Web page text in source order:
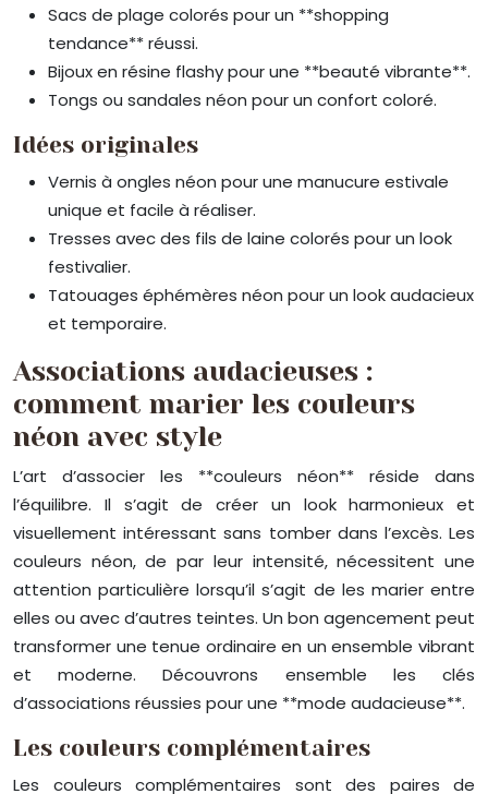
Sacs de plage colorés pour un **shopping
tendance** réussi.
Bijoux en résine flashy pour une **beauté vibrante**.
Tongs ou sandales néon pour un confort coloré.
Idées originales
Vernis à ongles néon pour une manucure estivale
unique et facile à réaliser.
Tresses avec des fils de laine colorés pour un look
festivalier.
Tatouages éphémères néon pour un look audacieux
et temporaire.
Associations audacieuses :
comment marier les couleurs
néon avec style
L’art d’associer les **couleurs néon** réside dans
l’équilibre. Il s’agit de créer un look harmonieux et
visuellement intéressant sans tomber dans l’excès. Les
couleurs néon, de par leur intensité, nécessitent une
attention particulière lorsqu’il s’agit de les marier entre
elles ou avec d’autres teintes. Un bon agencement peut
transformer une tenue ordinaire en un ensemble vibrant
et moderne. Découvrons ensemble les clés
d’associations réussies pour une **mode audacieuse**.
Les couleurs complémentaires
Les couleurs complémentaires sont des paires de